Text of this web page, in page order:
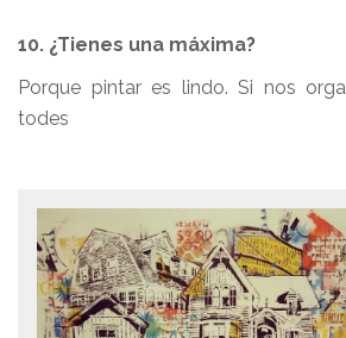
10. ¿Tienes una máxima?
Porque pintar es lindo. Si nos
todes